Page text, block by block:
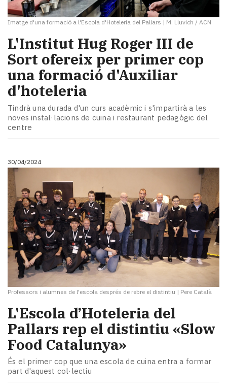
Imatge d'una formació a l'Escola d'Hoteleria del Pallars | M. Lluvich / ACN
L'Institut Hug Roger III de
Sort ofereix per primer cop
una formació d'Auxiliar
d'hoteleria
Tindrà una durada d'un curs acadèmic i s'impartirà a les
noves instal·lacions de cuina i restaurant pedagògic del
centre
30/04/2024
Professors i alumnes de l'escola després de rebre el distintiu | Pere Català
L'Escola d’Hoteleria del
Pallars rep el distintiu «Slow
Food Catalunya»
És el primer cop que una escola de cuina entra a formar
part d'aquest col·lectiu